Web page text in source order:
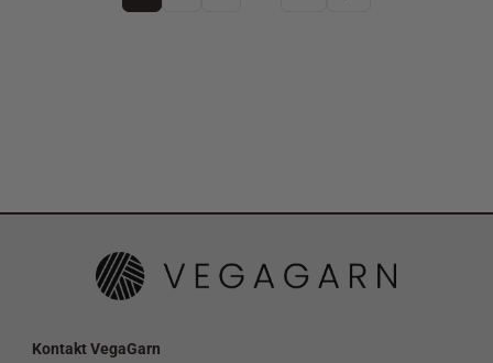
Kontakt VegaGarn